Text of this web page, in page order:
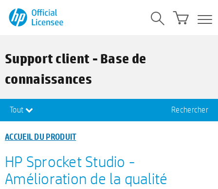
Support client - Base de
connaissances
Tout Rechercher
ACCUEIL DU PRODUIT
HP Sprocket Studio -
Amélioration de la qualité